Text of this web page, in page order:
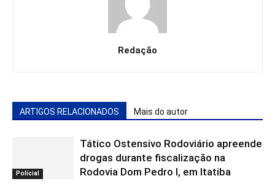
Redação
ARTIGOS RELACIONADOS Mais do autor
Polícial
Tático Ostensivo Rodoviário apreende
drogas durante fiscalização na
Rodovia Dom Pedro I, em Itatiba